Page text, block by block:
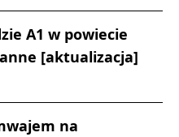
A1 w powiecie
[aktualizacja]
na